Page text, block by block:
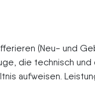
(Neu- und
die technisch
aufweisen.